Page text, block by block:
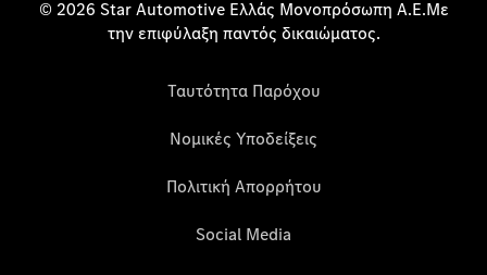
© 2026 Star Automotive Ελλάς Μονοπρόσωπη Α.Ε.Με
την επιφύλαξη παντός δικαιώματος.
Ταυτότητα Παρόχου
Νομικές Υποδείξεις
Πολιτική Απορρήτου
Social Media